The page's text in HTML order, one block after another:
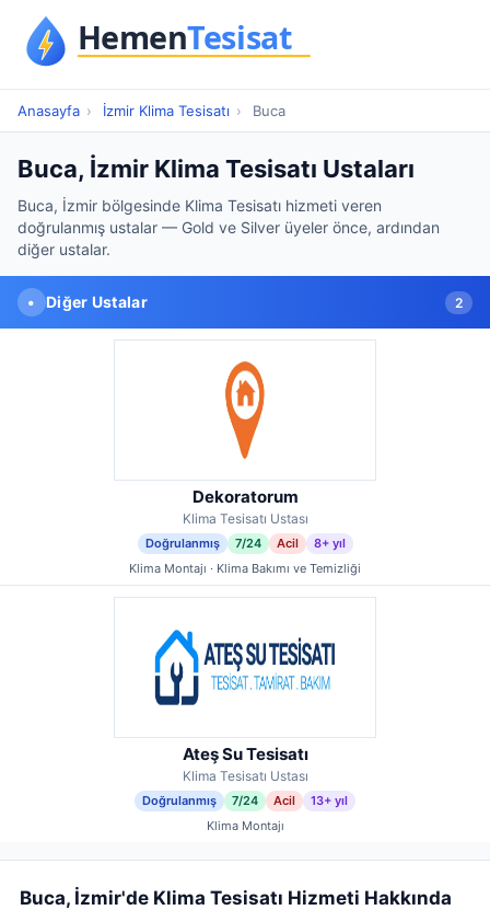
Anasayfa › İzmir Klima Tesisatı › Buca
Buca, İzmir Klima Tesisatı Ustaları
Buca, İzmir bölgesinde Klima Tesisatı hizmeti veren
doğrulanmış ustalar — Gold ve Silver üyeler önce, ardından
diğer ustalar.
• Diğer Ustalar 2
Dekoratorum
Klima Tesisatı Ustası
Doğrulanmış 7/24 Acil
8+ yıl
Klima Montajı · Klima Bakımı ve Temizliği
Ateş Su Tesisatı
Klima Tesisatı Ustası
Doğrulanmış 7/24 Acil
13+ yıl
Klima Montajı
Buca, İzmir'de Klima Tesisatı Hizmeti Hakkında